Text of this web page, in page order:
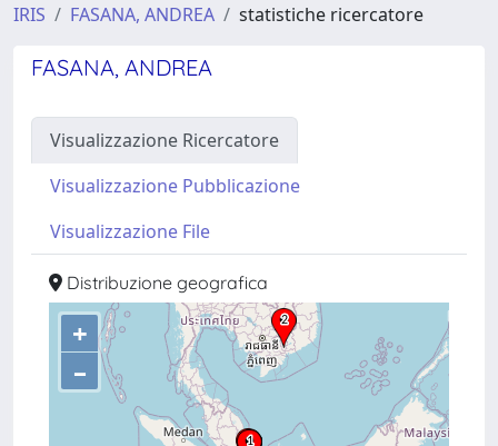
IRIS FASANA, ANDREA statistiche ricercatore
FASANA, ANDREA
Visualizzazione Ricercatore
Visualizzazione Pubblicazione
Visualizzazione File
Distribuzione geografica
+
–